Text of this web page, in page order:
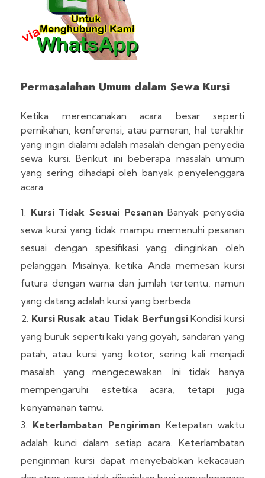
Permasalahan Umum dalam Sewa Kursi
Ketika merencanakan acara besar seperti
pernikahan, konferensi, atau pameran, hal terakhir
yang ingin dialami adalah masalah dengan penyedia
sewa kursi. Berikut ini beberapa masalah umum
yang sering dihadapi oleh banyak penyelenggara
acara:
Kursi Tidak Sesuai Pesanan Banyak penyedia
sewa kursi yang tidak mampu memenuhi pesanan
sesuai dengan spesifikasi yang diinginkan oleh
pelanggan. Misalnya, ketika Anda memesan kursi
futura dengan warna dan jumlah tertentu, namun
yang datang adalah kursi yang berbeda.
Kursi Rusak atau Tidak BerfungsiKondisi kursi
yang buruk seperti kaki yang goyah, sandaran yang
patah, atau kursi yang kotor, sering kali menjadi
masalah yang mengecewakan. Ini tidak hanya
mempengaruhi estetika acara, tetapi juga
kenyamanan tamu.
Keterlambatan Pengiriman Ketepatan waktu
adalah kunci dalam setiap acara. Keterlambatan
pengiriman kursi dapat menyebabkan kekacauan